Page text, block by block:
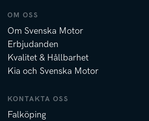
OM OSS
Om Svenska Motor
Erbjudanden
Kvalitet & Hållbarhet
Kia och Svenska Motor
KONTAKTA OSS
Falköping